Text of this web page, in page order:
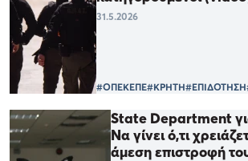
31.5.2026
#ΟΠΕΚΕΠΕ#ΚΡΗΤΗ#ΕΠΙΔΟΤΗΣΗ
State Department
Να γίνει ό,τι
άμεση επιστροφή